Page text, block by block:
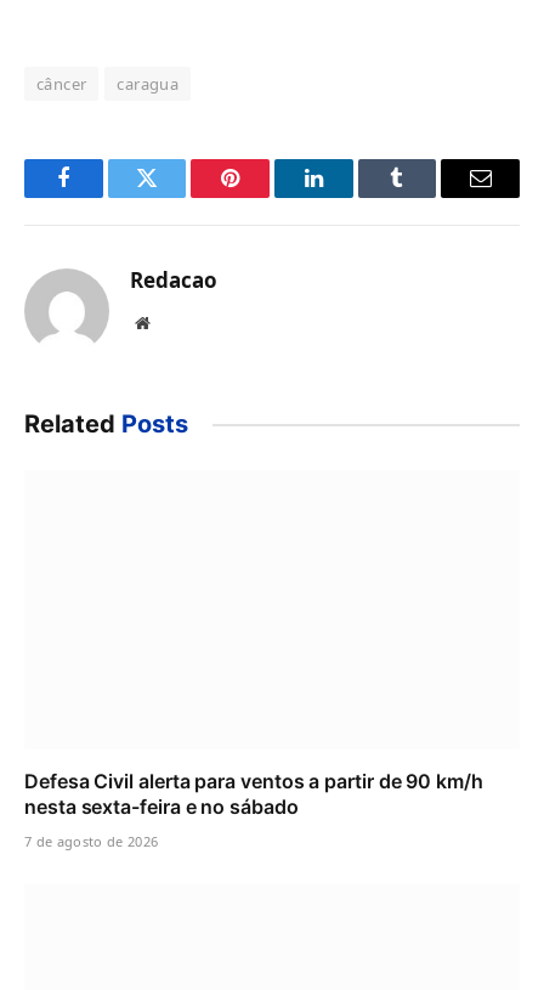
câncer caragua
FacebookTwitter Pinterest LinkedInTumblr Email
Redacao
Website
Related Posts
Defesa Civil alerta para ventos a partir de 90 km/h
nesta sexta-feira e no sábado
7 de agosto de 2026